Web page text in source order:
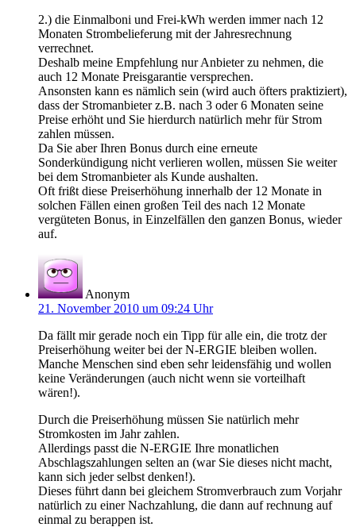
2.) die Einmalboni und Frei-kWh werden immer nach 12
Monaten Strombelieferung mit der Jahresrechnung
verrechnet.
Deshalb meine Empfehlung nur Anbieter zu nehmen, die
auch 12 Monate Preisgarantie versprechen.
Ansonsten kann es nämlich sein (wird auch öfters praktiziert),
dass der Stromanbieter z.B. nach 3 oder 6 Monaten seine
Preise erhöht und Sie hierdurch natürlich mehr für Strom
zahlen müssen.
Da Sie aber Ihren Bonus durch eine erneute
Sonderkündigung nicht verlieren wollen, müssen Sie weiter
bei dem Stromanbieter als Kunde aushalten.
Oft frißt diese Preiserhöhung innerhalb der 12 Monate in
solchen Fällen einen großen Teil des nach 12 Monate
vergüteten Bonus, in Einzelfällen den ganzen Bonus, wieder
auf.
Anonym
21. November 2010 um 09:24 Uhr
Da fällt mir gerade noch ein Tipp für alle ein, die trotz der
Preiserhöhung weiter bei der N-ERGIE bleiben wollen.
Manche Menschen sind eben sehr leidensfähig und wollen
keine Veränderungen (auch nicht wenn sie vorteilhaft
wären!).
Durch die Preiserhöhung müssen Sie natürlich mehr
Stromkosten im Jahr zahlen.
Allerdings passt die N-ERGIE Ihre monatlichen
Abschlagszahlungen selten an (war Sie dieses nicht macht,
kann sich jeder selbst denken!).
Dieses führt dann bei gleichem Stromverbrauch zum Vorjahr
natürlich zu einer Nachzahlung, die dann auf rechnung auf
einmal zu berappen ist.